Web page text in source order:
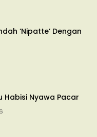
‘Nipatte’ Dengan
Habisi Nyawa Pacar